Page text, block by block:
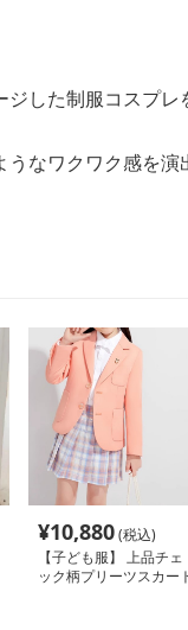
した制服コスプレ
なワクワク感を演
¥10,880(税込)
【子ども服】 上品チェ
ック柄プリーツスカー